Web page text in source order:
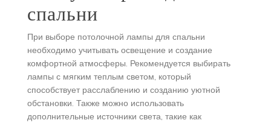
спальни
При выборе потолочной лампы для спальни
необходимо учитывать освещение и создание
комфортной атмосферы. Рекомендуется выбирать
лампы с мягким теплым светом, который
способствует расслаблению и созданию уютной
обстановки. Также можно использовать
дополнительные источники света, такие как